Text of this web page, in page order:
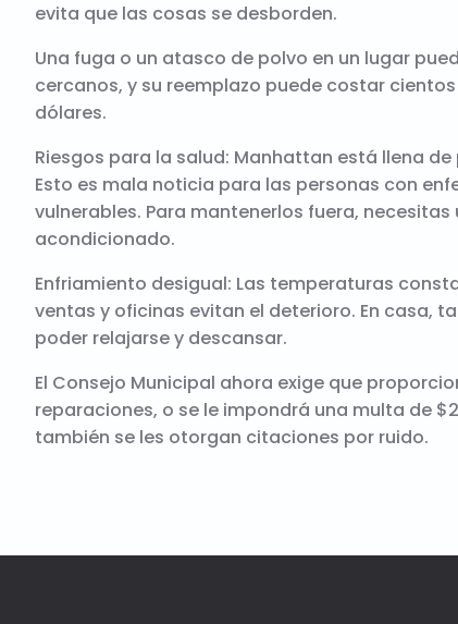
evita que las cosas se desborden.
Una fuga o un atasco de polvo en un lugar
cercanos, y su reemplazo puede costar
dólares.
Riesgos para la salud: Manhattan está llena
Esto es mala noticia para las personas con
vulnerables. Para mantenerlos fuera, necesitas
acondicionado.
Enfriamiento desigual: Las temperaturas
ventas y oficinas evitan el deterioro. En casa,
poder relajarse y descansar.
El Consejo Municipal ahora exige que
reparaciones, o se le impondrá una multa de
también se les otorgan citaciones por ruido.